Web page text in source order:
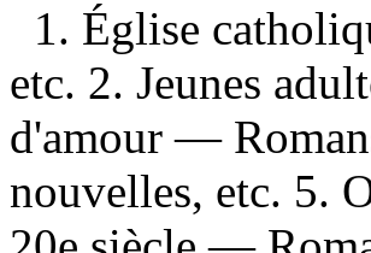
1. Église
etc. 2. Jeunes
d'amour —
nouvelles, etc. 5.